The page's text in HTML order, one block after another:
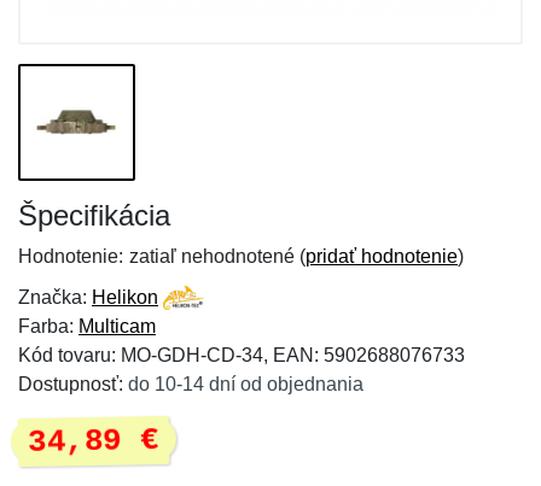
Špecifikácia
Hodnotenie: zatiaľ nehodnotené (pridať hodnotenie)
Značka: Helikon
Farba: Multicam
Kód tovaru: MO-GDH-CD-34, EAN: 5902688076733
Dostupnosť: do 10-14 dní od objednania
34,89 €